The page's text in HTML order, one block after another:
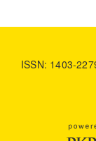
ISSN: 1403-